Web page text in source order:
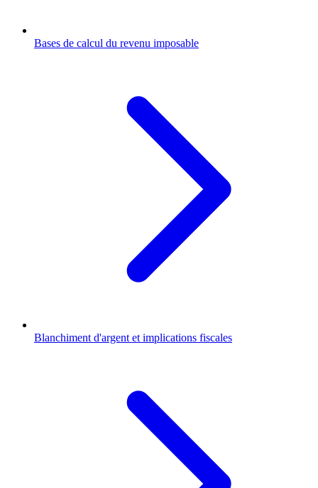
Bases de calcul du revenu imposable
Blanchiment d'argent et implications fiscales